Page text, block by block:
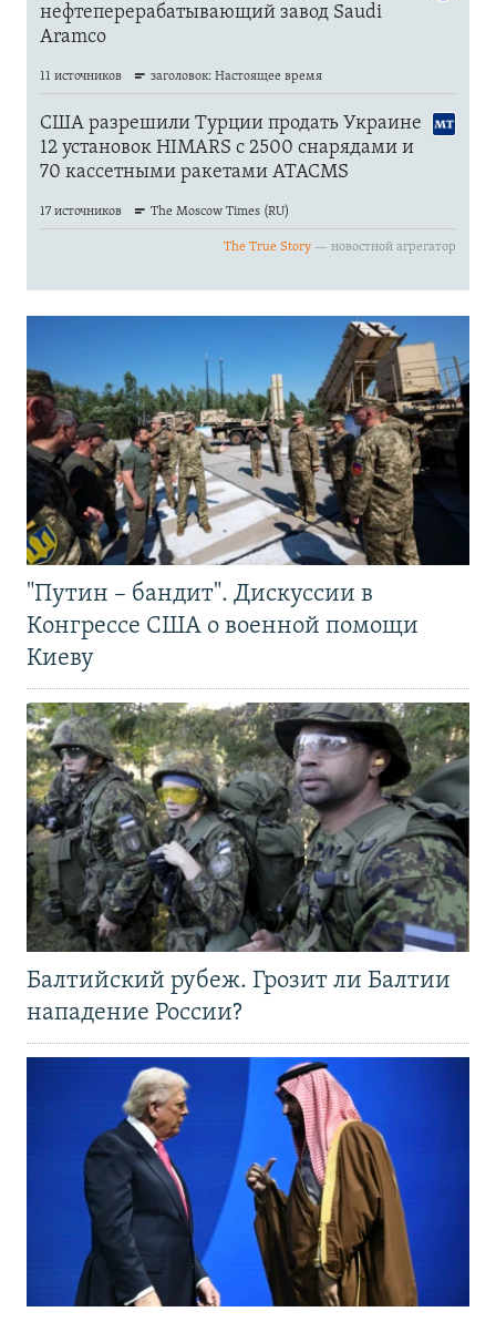
"Путин – бандит". Дискуссии в
Конгрессе США о военной помощи
Киеву
Балтийский рубеж. Грозит ли Балтии
нападение России?